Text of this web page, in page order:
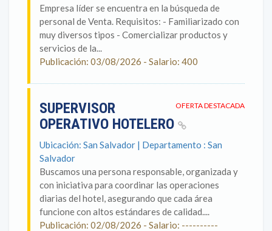
Empresa líder se encuentra en la búsqueda de
personal de Venta. Requisitos: - Familiarizado con
muy diversos tipos - Comercializar productos y
servicios de la...
Publicación: 03/08/2026 - Salario: 400
OFERTA DESTACADA
SUPERVISOR
OPERATIVO HOTELERO
Ubicación: San Salvador | Departamento : San
Salvador
Buscamos una persona responsable, organizada y
con iniciativa para coordinar las operaciones
diarias del hotel, asegurando que cada área
funcione con altos estándares de calidad....
Publicación: 02/08/2026 - Salario: ----------